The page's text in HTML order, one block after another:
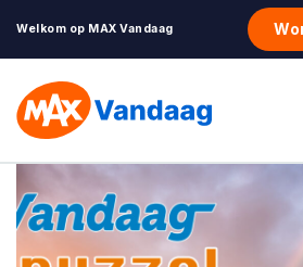
Welkom op MAX Vandaag